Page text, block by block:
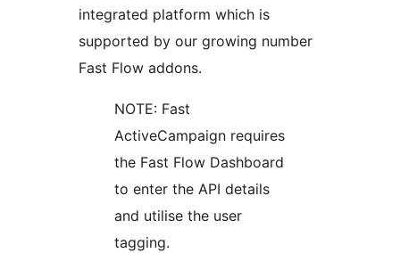
integrated platform which is
supported by our growing number
Fast Flow addons.
NOTE: Fast
ActiveCampaign requires
the Fast Flow Dashboard
to enter the API details
and utilise the user
tagging.